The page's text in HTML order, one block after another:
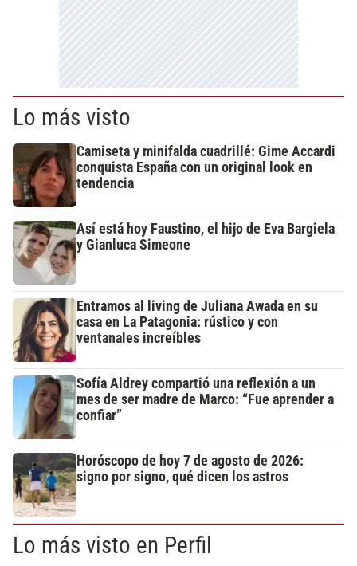
Lo más visto
Camiseta y minifalda cuadrillé: Gime Accardi
conquista España con un original look en
tendencia
Así está hoy Faustino, el hijo de Eva Bargiela
y Gianluca Simeone
Entramos al living de Juliana Awada en su
casa en La Patagonia: rústico y con
ventanales increíbles
Sofía Aldrey compartió una reflexión a un
mes de ser madre de Marco: “Fue aprender a
confiar”
Horóscopo de hoy 7 de agosto de 2026:
signo por signo, qué dicen los astros
Lo más visto en Perfil